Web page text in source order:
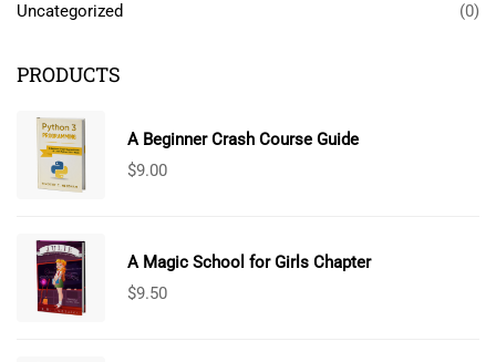
Uncategorized
(0)
PRODUCTS
A Beginner Crash Course Guide
$9.00
A Magic School for Girls Chapter
$9.50